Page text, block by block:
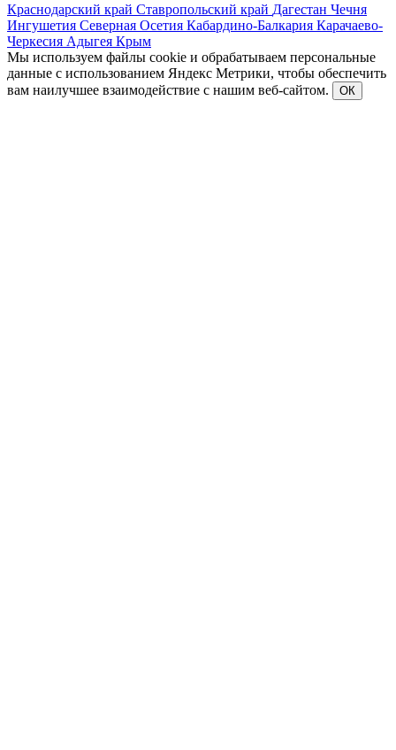
Краснодарский край Ставропольский край Дагестан Чечня
Ингушетия Северная Осетия Кабардино-Балкария Карачаево-
Черкесия Адыгея Крым
Мы используем файлы cookie и обрабатываем персональные
данные с использованием Яндекс Метрики, чтобы обеспечить
вам наилучшее взаимодействие с нашим веб-сайтом.
ОК